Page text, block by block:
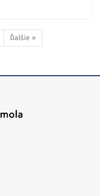
Ďalšie »